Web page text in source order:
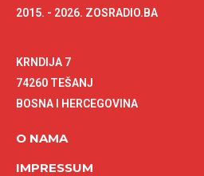
2015. - 2026. ZOSRADIO.BA
KRNDIJA 7
74260 TEŠANJ
BOSNA I HERCEGOVINA
O NAMA
IMPRESSUM